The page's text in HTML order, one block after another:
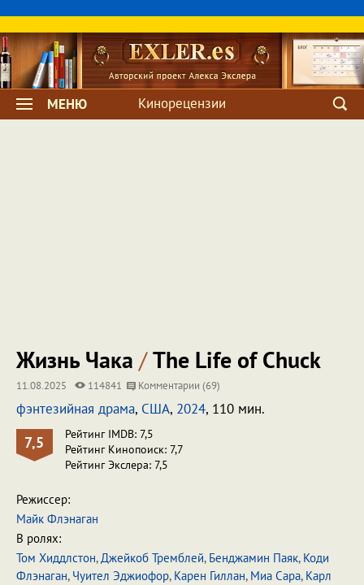
МЕНЮ Кинорецензии
Жизнь Чака /The Life of Chuck
11.08.2025 114841 Комментарии (69)
фэнтезийная драма, США, 2024, 110 мин.
7,5
Рейтинг IMDB: 7,5
Рейтинг Кинопоиск: 7,7
Рейтинг Экслера: 7,5
Режиссер:
Майк Флэнаган
В ролях:
Том Хиддлстон,Джейкоб Тремблей, Бенджамин Паяк, Коди
Флэнаган, Чуител Эджиофор, Карен Гиллан, Миа Сара, Карл